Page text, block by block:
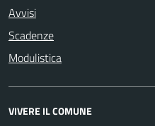
Avvisi
Scadenze
Modulistica
VIVERE IL COMUNE